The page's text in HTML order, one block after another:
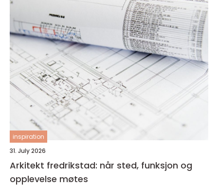
inspiration
31. July 2026
Arkitekt fredrikstad: når sted, funksjon og
opplevelse møtes